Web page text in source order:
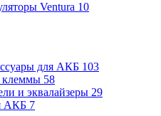
Ventura 10
для АКБ 103
58
и эквалайзеры 29
АКБ 7